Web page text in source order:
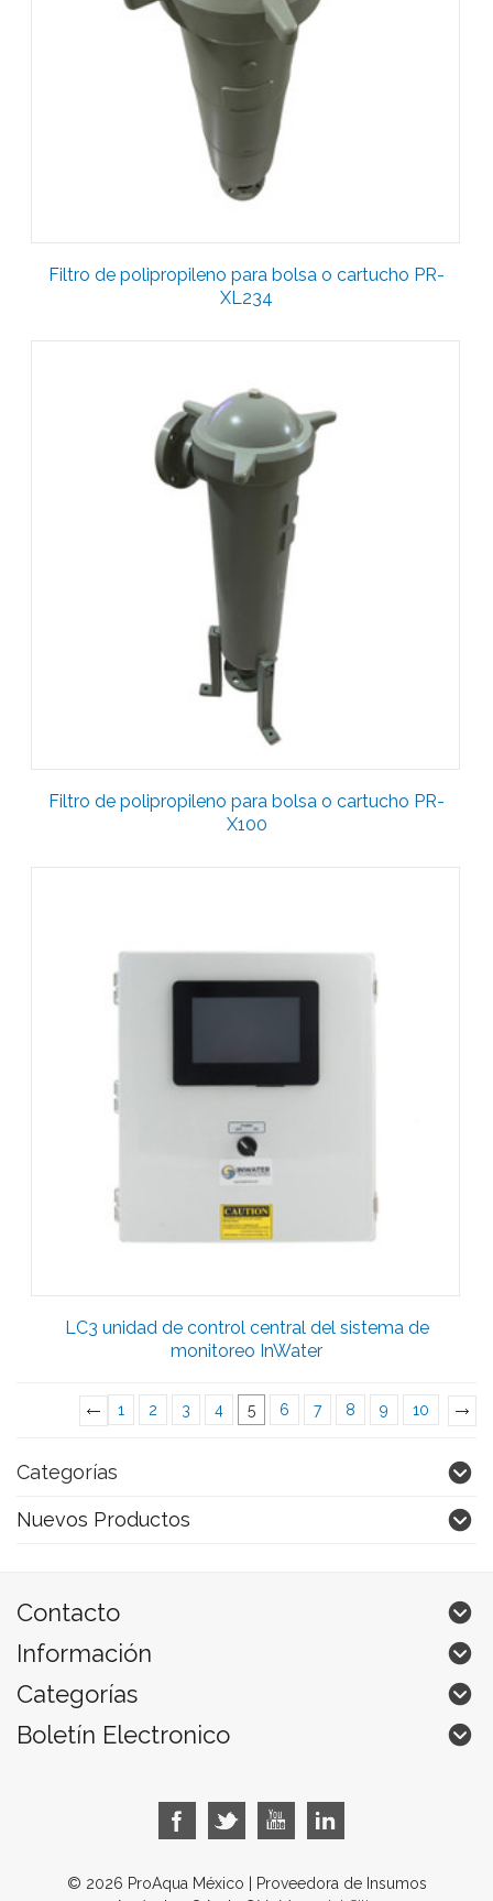
Filtro de polipropileno para bolsa o cartucho PR-
XL234
Filtro de polipropileno para bolsa o cartucho PR-
X100
LC3 unidad de control central del sistema de
monitoreo InWater
«
1 2 3 4 5 6 7 8 9 10
»
Categorías
Nuevos Productos
Contacto
Información
Categorías
Boletín Electronico
© 2026 ProAqua México | Proveedora de Insumos